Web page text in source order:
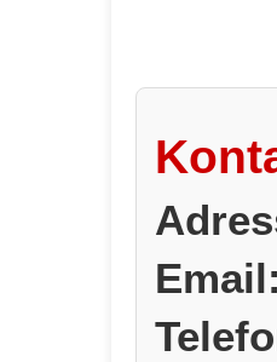
Email: